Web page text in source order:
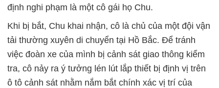
định nghi phạm là một cô gái họ Chu.
Khi bị bắt, Chu khai nhận, cô là chủ của một đội vận
tải thường xuyên di chuyển tại Hồ Bắc. Để tránh
việc đoàn xe của mình bị cảnh sát giao thông kiểm
tra, cô nảy ra ý tưởng lén lút lắp thiết bị định vị trên
ô tô cảnh sát nhằm nắm bắt chính xác vị trí của